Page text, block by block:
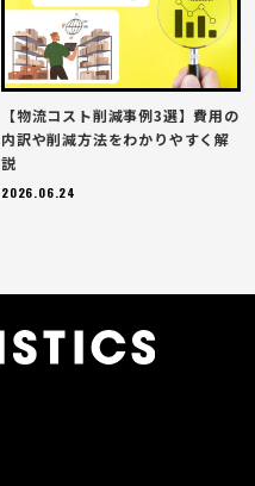
【物流コスト削減事例3選】費用の
内訳や削減方法をわかりやすく解
説
2026.06.24